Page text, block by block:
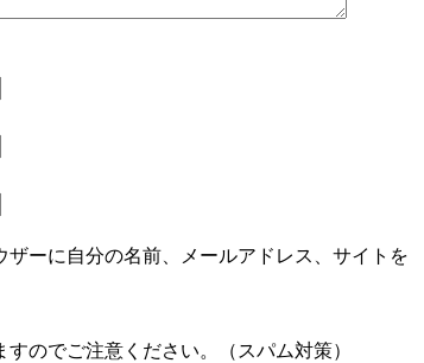
ーに自分の名前、メールアドレス、サイトを
のでご注意ください。（スパム対策）